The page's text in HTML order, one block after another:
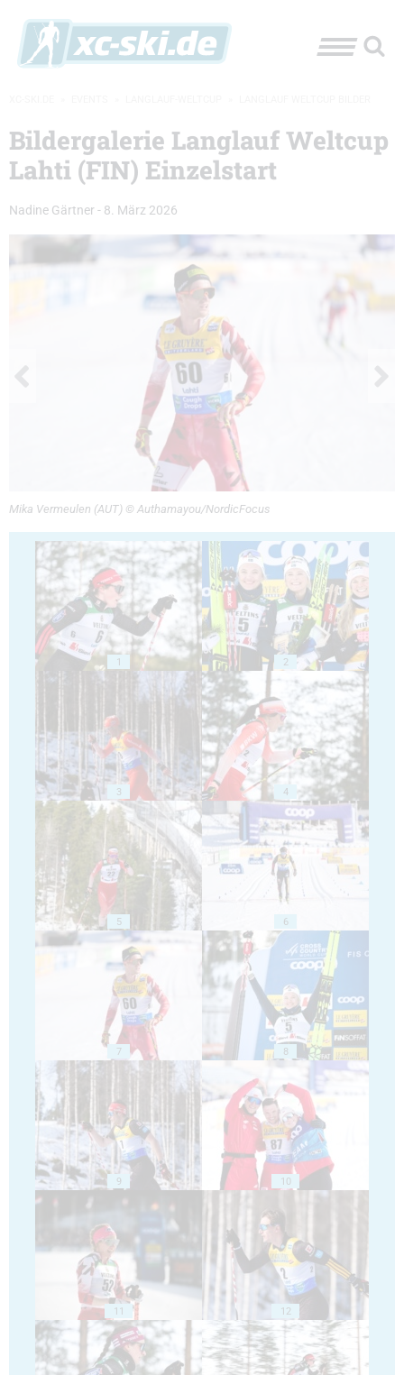
Bildergalerie Langlauf Weltcup
Lahti (FIN) Einzelstart
Nadine Gärtner - 8. März 2026
Mika Vermeulen (AUT) © Authamayou/NordicFocus
1 2
3 4
5 6
7 8
9 10
11 12